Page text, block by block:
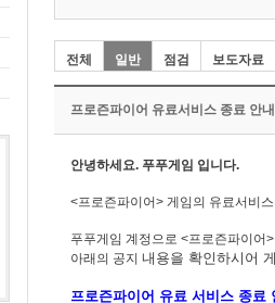
전체 일반 점검 보도자료
프로즌파이어 유료서비스 종료 안내
안녕하세요. 푸푸게임 입니다.
<프로즌파이어> 게임의 유료서비
푸푸게임 계정으로 <프로즌파이어
아래의 공지 내용을 확인하시어
프로즌파이어 유료 서비스 종료